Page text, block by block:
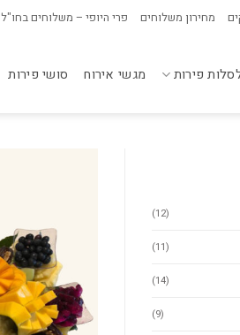
מחירון משלוחים פרי היופי – משלוחים בחו"ל
פירות מגשי אירוח סושי פירות
(12)
(11)
(14)
(9)